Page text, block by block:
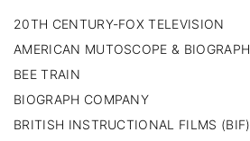
20TH CENTURY-FOX TELEVISION
AMERICAN MUTOSCOPE & BIOGRAPH
BEE TRAIN
BIOGRAPH COMPANY
BRITISH INSTRUCTIONAL FILMS (BIF)